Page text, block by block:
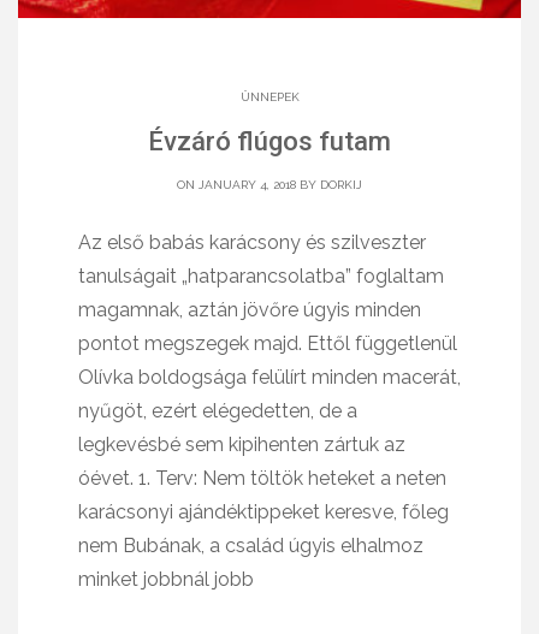
ÜNNEPEK
Évzáró flúgos futam
ON JANUARY 4, 2018 BY DORKIJ
Az első babás karácsony és szilveszter
tanulságait „hatparancsolatba” foglaltam
magamnak, aztán jövőre úgyis minden
pontot megszegek majd. Ettől függetlenül
Olívka boldogsága felülírt minden macerát,
nyűgöt, ezért elégedetten, de a
legkevésbé sem kipihenten zártuk az
óévet. 1. Terv: Nem töltök heteket a neten
karácsonyi ajándéktippeket keresve, főleg
nem Bubának, a család úgyis elhalmoz
minket jobbnál jobb